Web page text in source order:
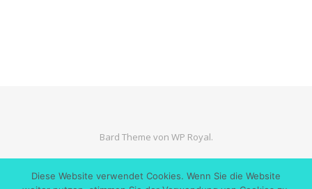
Bard Theme von WP Royal.
ZURÜCK NACH OBEN
Diese Website verwendet Cookies. Wenn Sie die Website